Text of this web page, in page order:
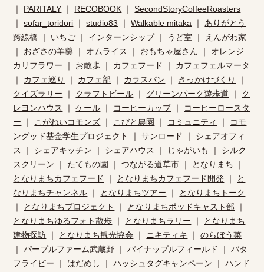
｜ PARITALY ｜ RECOBOOK ｜SecondStoryCoffeeRoasters
｜sofar_toridori ｜studio83 ｜Walkable mitaka ｜ ありがとう
跨線橋 ｜ いちご ｜ インターンシップ｜ うど室 ｜
えんがわ家
｜ おざさの羊羹 ｜ オムライス ｜ おもちゃ屋さん ｜ オレンジ
カリフラワー ｜ お散歩 ｜ カフェフード ｜ カフェフェルマータ
｜ カフェ巡り ｜ カフェ部 ｜ カラスパン ｜ きっかけづくり
｜
クイズラリー ｜ クラフトビール ｜ グリーンパーク遊歩道 ｜ ク
レヨンハウス
｜ケール ｜ コーヒーカップ｜
コーヒーロースタ
ー ｜ こがねいコモンズ ｜ こびと農園 ｜ コミュニティ ｜
コモ
ングッド基金学生プロジェクト
｜サンロード ｜ シェアオフィ
ス
｜ シェアキッチン ｜ シェアハウス ｜ じゃがいも ｜ シルク
スクリーン ｜ たてもの園 ｜つながる道草市 ｜ となりまち ｜
となりまちカフェフード
｜ となりまちカフェフード開発 ｜
と
なりまちチャンネル ｜ となりまちツアー ｜
となりまちトーク
｜
となりまちプロジェクト ｜ となりまちポッドキャスト部 ｜
となりまちゆるフォト散歩 ｜ となりまちラリー ｜
となりまち
建物探訪 ｜ となりまち観光協会 ｜ ニキティキ ｜のらぼう菜
｜パープルファーム武蔵野 ｜パイナップルフィールド ｜バタ
フライピー ｜ はだめし ｜ハッシュタグキャンペーン ｜ハンド